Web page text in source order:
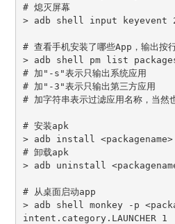
# 熄灭屏幕
> adb shell input keyevent
# 查看手机安装了哪些App，输出按
> adb shell pm list
# 加"-s"表示只输出系统应用
# 加"-3"表示只输出第三方应用
# 加字符串表示过滤应用名称，当然
# 安装apk
> adb install <packagename>
# 卸载apk
> adb uninstall
# 从桌面启动app
> adb shell monkey -p
intent.category.LAUNCHER 1